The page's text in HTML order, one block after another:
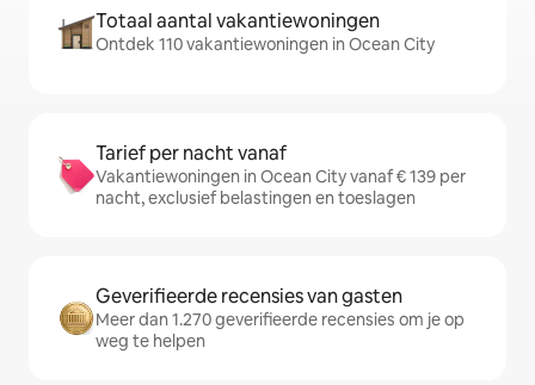
Totaal aantal vakantiewoningen
Ontdek 110 vakantiewoningen in Ocean City
Tarief per nacht vanaf
Vakantiewoningen in Ocean City vanaf € 139 per
nacht, exclusief belastingen en toeslagen
Geverifieerde recensies van gasten
Meer dan 1.270 geverifieerde recensies om je op
weg te helpen